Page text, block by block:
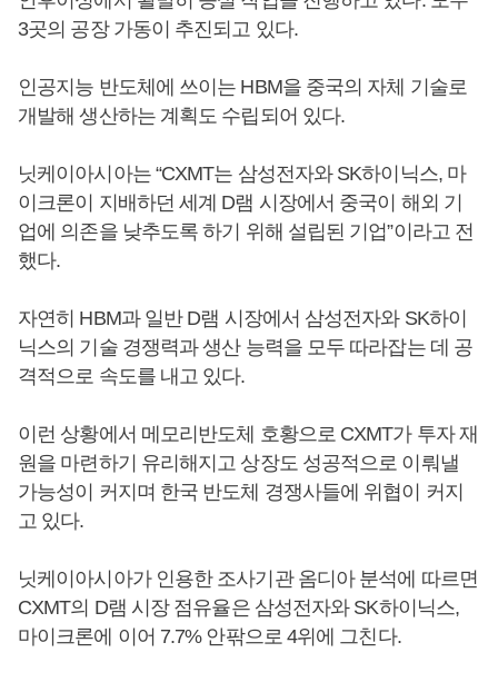
3곳의 공장 가동이 추진되고 있다.
인공지능 반도체에 쓰이는 HBM을 중국의 자체 기술로
개발해 생산하는 계획도 수립되어 있다.
닛케이아시아는 “CXMT는 삼성전자와 SK하이닉스, 마
이크론이 지배하던 세계 D램 시장에서 중국이 해외 기
업에 의존을 낮추도록 하기 위해 설립된 기업”이라고 전
했다.
자연히 HBM과 일반 D램 시장에서 삼성전자와 SK하이
닉스의 기술 경쟁력과 생산 능력을 모두 따라잡는 데 공
격적으로 속도를 내고 있다.
이런 상황에서 메모리반도체 호황으로 CXMT가 투자 재
원을 마련하기 유리해지고 상장도 성공적으로 이뤄낼
가능성이 커지며 한국 반도체 경쟁사들에 위협이 커지
고 있다.
닛케이아시아가 인용한 조사기관 옴디아 분석에 따르면
CXMT의 D램 시장 점유율은 삼성전자와 SK하이닉스,
마이크론에 이어 7.7% 안팎으로 4위에 그친다.